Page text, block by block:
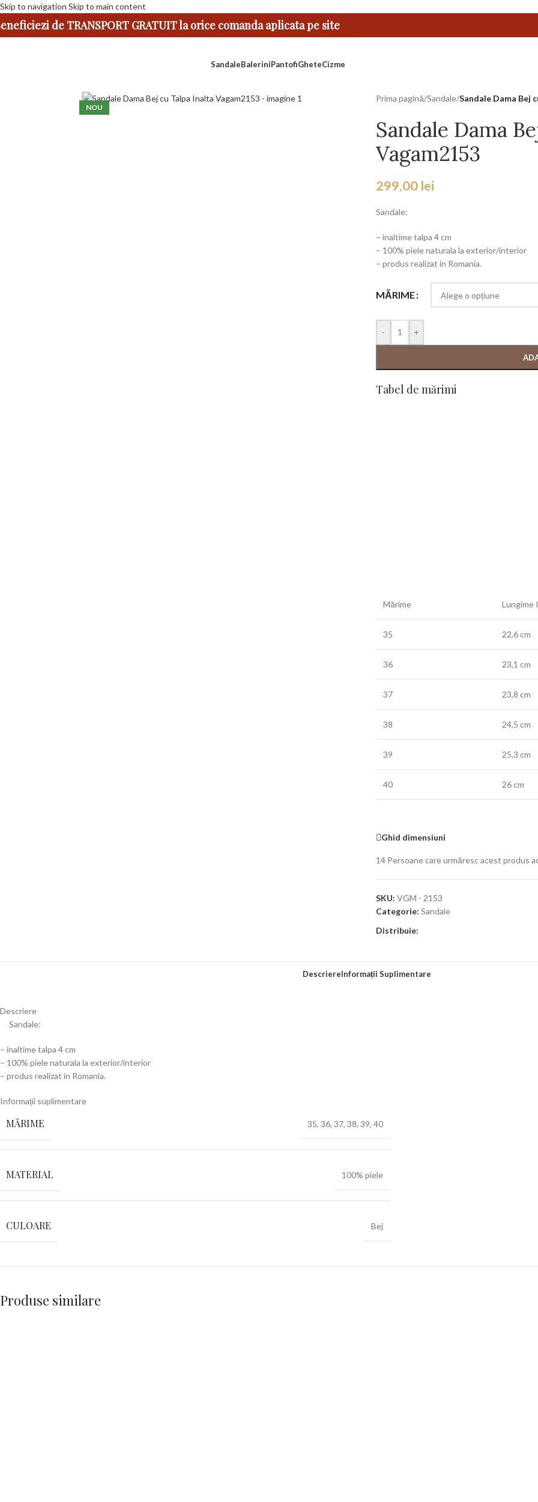
Skip to navigation Skip to main content
de TRANSPORT GRATUIT la orice comanda aplicata pe site
SandaleBaleriniPantofiGheteCizme
NOU
Prima pagină/Sandale/Sandale Dama Bej
Sandale Dama
Vagam2153
299,00 lei
Sandale:
– inaltime talpa 4 cm
– 100% piele naturala la exterior/interior
– produs realizat in Romania.
MĂRIME
- +
Tabel de mărimi
Mărime Lungime
35 22,6 cm
36 23,1 cm
37 23,8 cm
38 24,5 cm
39 25,3 cm
40 26 cm
Ghid dimensiuni
14 Persoane care urmăresc acest produs
SKU: VGM - 2153
Categorie: Sandale
Distribuie:
DescriereInformații Suplimentare
Descriere
Sandale:
– inaltime talpa 4 cm
– 100% piele naturala la exterior/interior
– produs realizat in Romania.
Informații suplimentare
MĂRIME 35, 36, 37, 38, 39, 40
MATERIAL 100% piele
CULOARE Bej
Produse similare